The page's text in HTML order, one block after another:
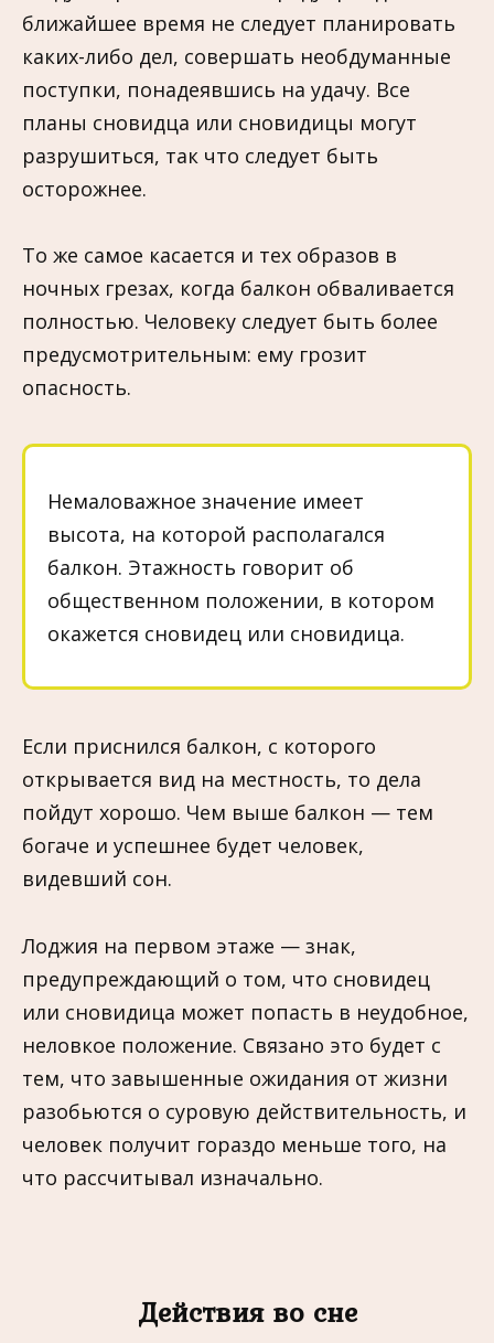
ближайшее время не следует планировать
каких-либо дел, совершать необдуманные
поступки, понадеявшись на удачу. Все
планы сновидца или сновидицы могут
разрушиться, так что следует быть
осторожнее.
То же самое касается и тех образов в
ночных грезах, когда балкон обваливается
полностью. Человеку следует быть более
предусмотрительным: ему грозит
опасность.
Немаловажное значение имеет
высота, на которой располагался
балкон. Этажность говорит об
общественном положении, в котором
окажется сновидец или сновидица.
Если приснился балкон, с которого
открывается вид на местность, то дела
пойдут хорошо. Чем выше балкон — тем
богаче и успешнее будет человек,
видевший сон.
Лоджия на первом этаже — знак,
предупреждающий о том, что сновидец
или сновидица может попасть в неудобное,
неловкое положение. Связано это будет с
тем, что завышенные ожидания от жизни
разобьются о суровую действительность, и
человек получит гораздо меньше того, на
что рассчитывал изначально.
Действия во сне